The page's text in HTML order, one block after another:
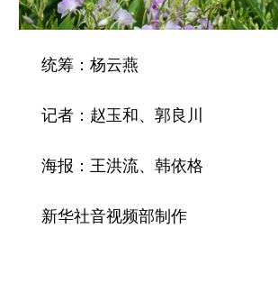
统筹：杨云燕
记者：赵玉和、郭良川
海报：王洪流、韩依格
新华社音视频部制作